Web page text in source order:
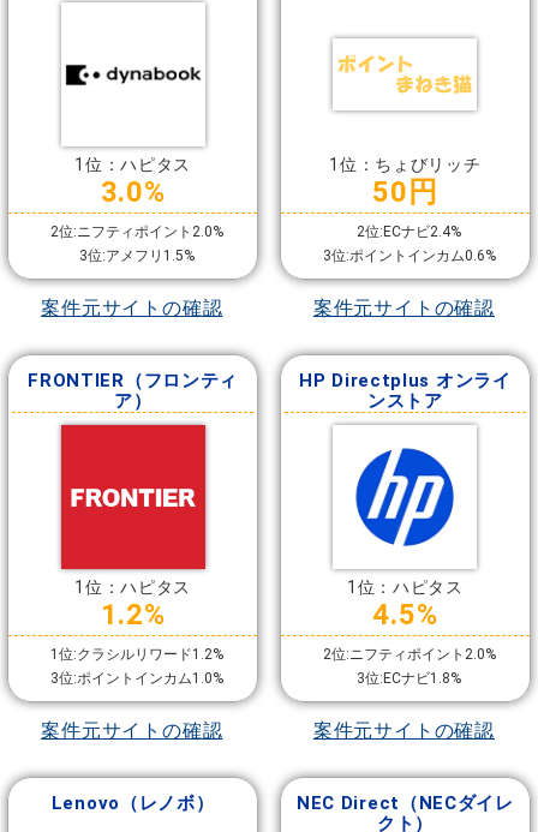
1位：ハピタス
3.0%
2位:ニフティポイント2.0%
3位:アメフリ1.5%
案件元サイトの確認
1位：ちょびリッチ
50円
2位:ECナビ2.4%
3位:ポイントインカム0.6%
案件元サイトの確認
FRONTIER（フロンティ
ア）
1位：ハピタス
1.2%
1位:クラシルリワード1.2%
3位:ポイントインカム1.0%
案件元サイトの確認
HP Directplus オンライ
ンストア
1位：ハピタス
4.5%
2位:ニフティポイント2.0%
3位:ECナビ1.8%
案件元サイトの確認
Lenovo（レノボ）
NEC Direct（NECダイレ
クト）